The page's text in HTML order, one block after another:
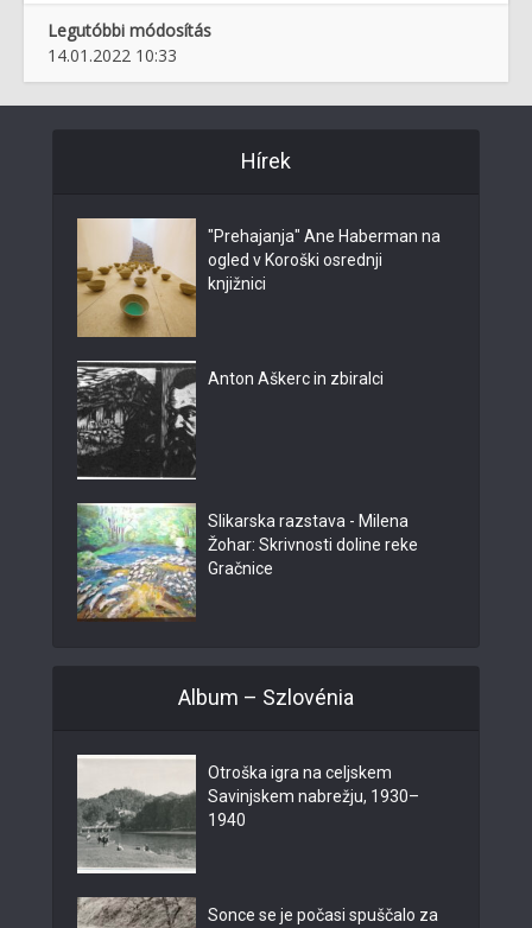
Legutóbbi módosítás
14.01.2022 10:33
Hírek
"Prehajanja" Ane Haberman na
ogled v Koroški osrednji
knjižnici
Anton Aškerc in zbiralci
Slikarska razstava - Milena
Žohar: Skrivnosti doline reke
Gračnice
Album – Szlovénia
Otroška igra na celjskem
Savinjskem nabrežju, 1930–
1940
Sonce se je počasi spuščalo za